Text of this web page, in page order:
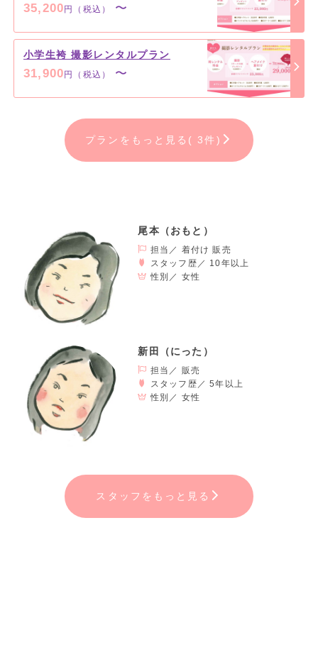
35,200円（税込） 〜
小学生袴 撮影レンタルプラン
31,900 円（税込） 〜
プランをもっと見る( 3件)
尾本（おもと）
担当／ 着付け 販売
スタッフ歴／ 10年以上
性別／ 女性
新田（にった）
担当／ 販売
スタッフ歴／ 5年以上
性別／ 女性
スタッフをもっと見る